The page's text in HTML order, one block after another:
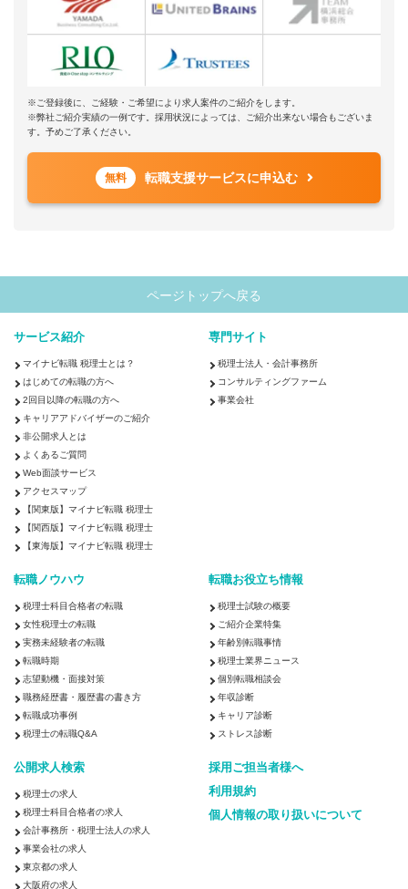
※ご登録後に、ご経験・ご希望により求人案件のご紹介をします。
※弊社ご紹介実績の一例です。採用状況によっては、ご紹介出来ない場合もございま
す。予めご了承ください。
無料 転職支援サービスに申込む
ページトップへ戻る
サービス紹介
マイナビ転職 税理士とは？
はじめての転職の方へ
2回目以降の転職の方へ
キャリアアドバイザーのご紹介
非公開求人とは
よくあるご質問
Web面談サービス
アクセスマップ
【関東版】マイナビ転職 税理士
【関西版】マイナビ転職 税理士
【東海版】マイナビ転職 税理士
専門サイト
税理士法人・会計事務所
コンサルティングファーム
事業会社
転職ノウハウ
税理士科目合格者の転職
女性税理士の転職
実務未経験者の転職
転職時期
志望動機・面接対策
職務経歴書・履歴書の書き方
転職成功事例
税理士の転職Q&A
転職お役立ち情報
税理士試験の概要
ご紹介企業特集
年齢別転職事情
税理士業界ニュース
個別転職相談会
年収診断
キャリア診断
ストレス診断
公開求人検索
税理士の求人
税理士科目合格者の求人
会計事務所・税理士法人の求人
事業会社の求人
東京都の求人
大阪府の求人
採用ご担当者様へ
利用規約
個人情報の取り扱いについて